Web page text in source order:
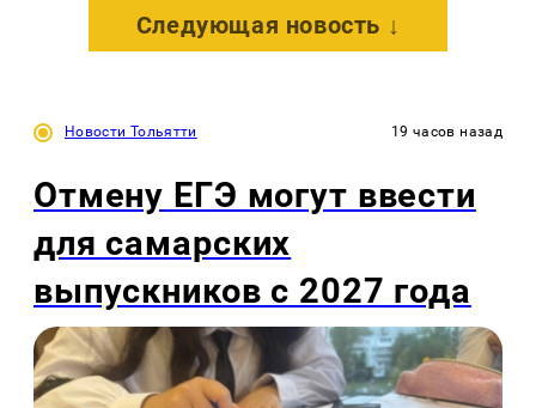
Следующая новость ↓
Новости Тольятти 19 часов назад
Отмену ЕГЭ могут ввести
для самарских
выпускников с 2027 года